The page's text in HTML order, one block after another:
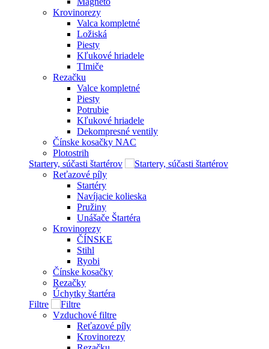
Krovinorezy
Valca kompletné
Ložiská
Piesty
Kľukové hriadele
Tlmiče
Rezačku
Valce kompletné
Piesty
Potrubie
Kľukové hriadele
Dekompresné ventily
Čínske kosačky NAC
Plotostrih
Startery, súčasti štartérov
Reťazové píly
Startéry
Navíjacie kolieska
Pružiny
Unášače Štartéra
Krovinorezy
ČÍNSKE
Stihl
Ryobi
Čínske kosačky
Rezačky
Úchytky štartéra
Filtre
Vzduchové filtre
Reťazové píly
Krovinorezy